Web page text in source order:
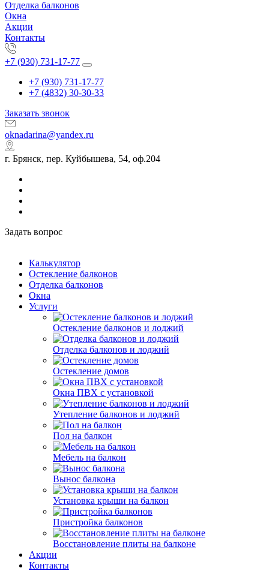
Отделка балконов
Окна
Акции
Контакты
+7 (930) 731-17-77
+7 (930) 731-17-77
+7 (4832) 30-30-33
Заказать звонок
oknadarina@yandex.ru
г. Брянск, пер. Куйбышева, 54, оф.204
Задать вопрос
Калькулятор
Остекление балконов
Отделка балконов
Окна
Услуги
Остекление балконов и лоджий
Отделка балконов и лоджий
Остекление домов
Окна ПВХ с установкой
Утепление балконов и лоджий
Пол на балкон
Мебель на балкон
Вынос балкона
Установка крыши на балкон
Пристройка балконов
Восстановление плиты на балконе
Акции
Контакты